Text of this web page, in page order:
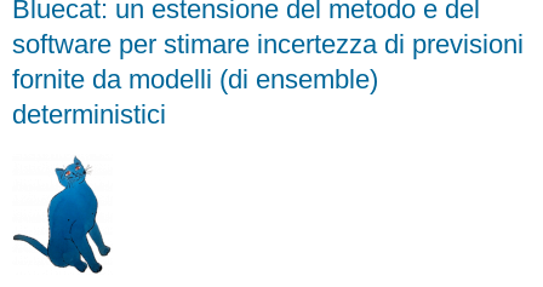
macroplastics
aquatic
and
Bluecat: un estensione del metodo e del
software per stimare incertezza di previsioni
fornite da modelli (di ensemble)
deterministici